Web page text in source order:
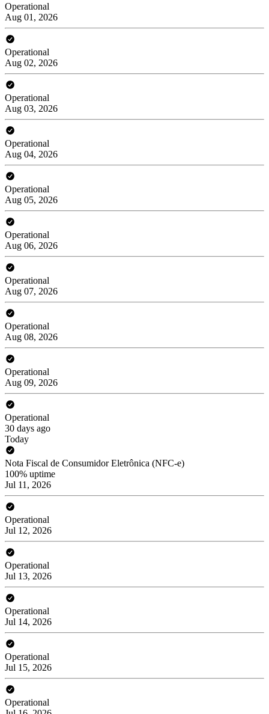
Operational
Aug 01, 2026
Operational
Aug 02, 2026
Operational
Aug 03, 2026
Operational
Aug 04, 2026
Operational
Aug 05, 2026
Operational
Aug 06, 2026
Operational
Aug 07, 2026
Operational
Aug 08, 2026
Operational
Aug 09, 2026
Operational
30 days ago
Today
Nota Fiscal de Consumidor Eletrônica (NFC-e)
100% uptime
Jul 11, 2026
Operational
Jul 12, 2026
Operational
Jul 13, 2026
Operational
Jul 14, 2026
Operational
Jul 15, 2026
Operational